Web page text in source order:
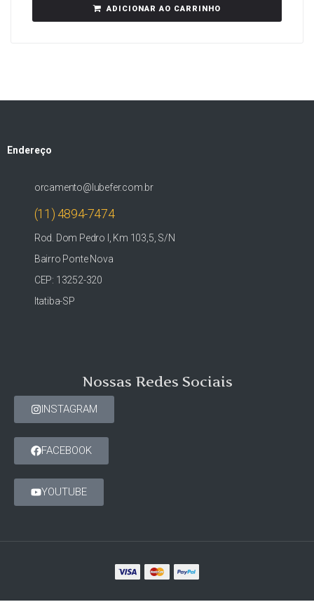
ADICIONAR AO CARRINHO
Endereço
orcamento@lubefer.com.br
(11) 4894-7474
Rod. Dom Pedro I, Km 103,5, S/N
Bairro Ponte Nova
CEP: 13252-320
Itatiba-SP
Nossas Redes Sociais
INSTAGRAM
FACEBOOK
YOUTUBE